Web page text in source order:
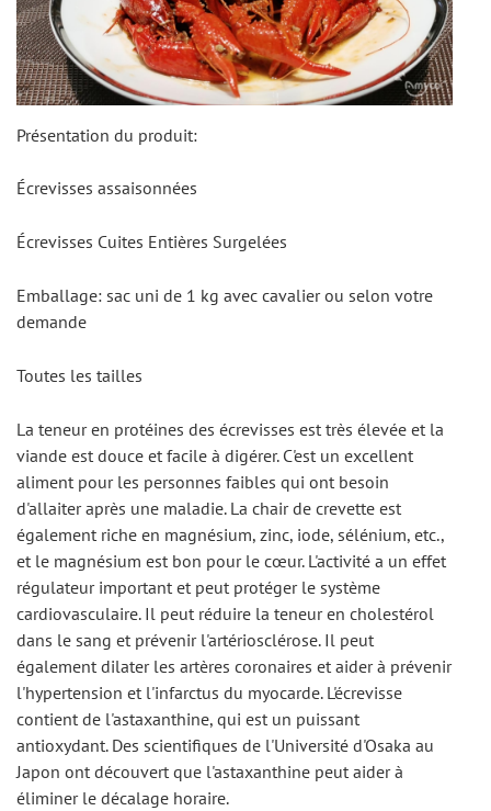
Présentation du produit:
Écrevisses assaisonnées
Écrevisses Cuites Entières Surgelées
Emballage: sac uni de 1 kg avec cavalier ou selon votre
demande
Toutes les tailles
La teneur en protéines des écrevisses est très élevée et la
viande est douce et facile à digérer. C'est un excellent
aliment pour les personnes faibles qui ont besoin
d'allaiter après une maladie. La chair de crevette est
également riche en magnésium, zinc, iode, sélénium, etc.,
et le magnésium est bon pour le cœur. L'activité a un effet
régulateur important et peut protéger le système
cardiovasculaire. Il peut réduire la teneur en cholestérol
dans le sang et prévenir l'artériosclérose. Il peut
également dilater les artères coronaires et aider à prévenir
l'hypertension et l'infarctus du myocarde. L'écrevisse
contient de l'astaxanthine, qui est un puissant
antioxydant. Des scientifiques de l'Université d'Osaka au
Japon ont découvert que l'astaxanthine peut aider à
éliminer le décalage horaire.